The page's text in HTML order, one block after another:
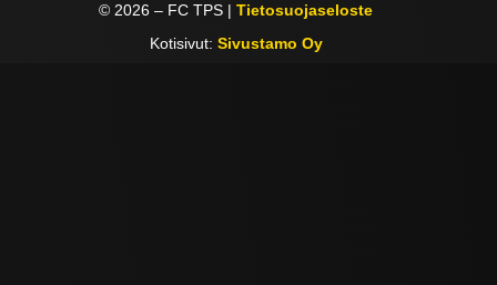
© 2026 – FC TPS |Tietosuojaseloste
Kotisivut: Sivustamo Oy